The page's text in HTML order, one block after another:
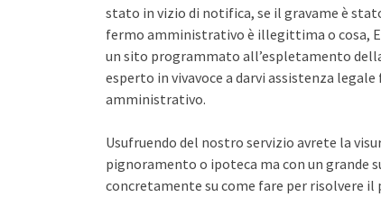
stato in vizio di notifica, se il gravame è
fermo amministrativo è illegittima o cosa,
un sito programmato all’espletamento
esperto in vivavoce a darvi assistenza
amministrativo.
Usufruendo del nostro servizio avrete la
pignoramento o ipoteca ma con un
concretamente su come fare per risolvere